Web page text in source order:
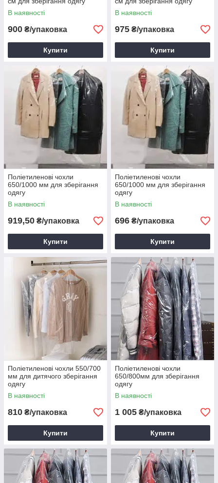
В наявності
900 ₴/упаковка
Купити
В наявності
975 ₴/упаковка
Купити
Поліетиленові чохли
650/1000 мм для зберігання
одягу
В наявності
919,50 ₴/упаковка
Купити
Поліетиленові чохли
650/1000 мм для зберігання
одягу
В наявності
696 ₴/упаковка
Купити
Поліетиленові чохли 550/700
мм для дитячого зберігання
одягу
В наявності
810 ₴/упаковка
Купити
Поліетиленові чохли
650/800мм для зберігання
одягу
В наявності
1 005 ₴/упаковка
Купити